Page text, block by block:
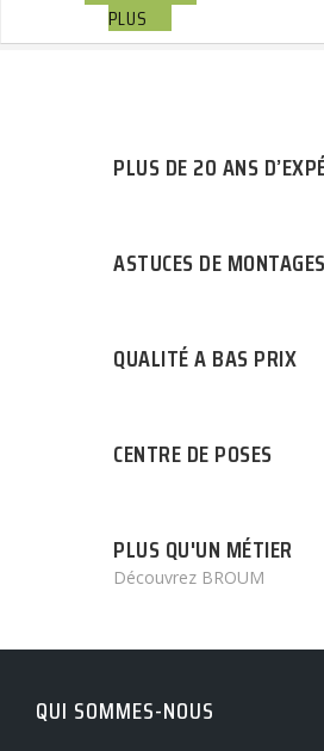
PLUS
PLUS DE 20 ANS
ASTUCES DE MONTAGES
QUALITÉ A BAS PRIX
CENTRE DE POSES
PLUS QU'UN MÉTIER
Découvrez BROUM
QUI SOMMES-NOUS